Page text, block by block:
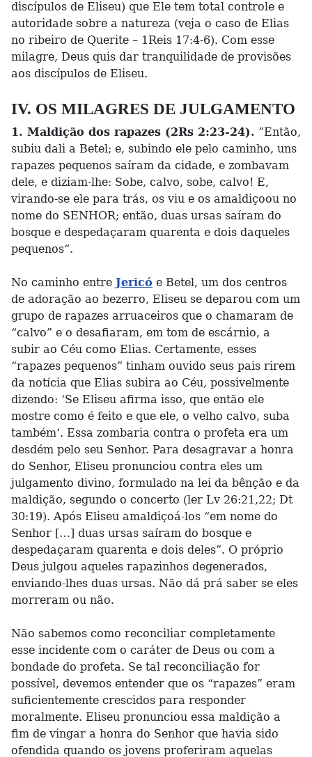
discípulos de Eliseu) que Ele tem total controle e
autoridade sobre a natureza (veja o caso de Elias
no ribeiro de Querite – 1Reis 17:4-6). Com esse
milagre, Deus quis dar tranquilidade de provisões
aos discípulos de Eliseu.
IV. OS MILAGRES DE JULGAMENTO
1. Maldição dos rapazes (2Rs 2:23-24). ”Então,
subiu dali a Betel; e, subindo ele pelo caminho, uns
rapazes pequenos saíram da cidade, e zombavam
dele, e diziam-lhe: Sobe, calvo, sobe, calvo! E,
virando-se ele para trás, os viu e os amaldiçoou no
nome do SENHOR; então, duas ursas saíram do
bosque e despedaçaram quarenta e dois daqueles
pequenos“.
No caminho entre Jericó e Betel, um dos centros
de adoração ao bezerro, Eliseu se deparou com um
grupo de rapazes arruaceiros que o chamaram de
“calvo” e o desafiaram, em tom de escárnio, a
subir ao Céu como Elias. Certamente, esses
“rapazes pequenos” tinham ouvido seus pais rirem
da notícia que Elias subira ao Céu, possivelmente
dizendo: ‘Se Eliseu afirma isso, que então ele
mostre como é feito e que ele, o velho calvo, suba
também‘. Essa zombaria contra o profeta era um
desdém pelo seu Senhor. Para desagravar a honra
do Senhor, Eliseu pronunciou contra eles um
julgamento divino, formulado na lei da bênção e da
maldição, segundo o concerto (ler Lv 26:21,22; Dt
30:19). Após Eliseu amaldiçoá-los “em nome do
Senhor […] duas ursas saíram do bosque e
despedaçaram quarenta e dois deles”. O próprio
Deus julgou aqueles rapazinhos degenerados,
enviando-lhes duas ursas. Não dá prá saber se eles
morreram ou não.
Não sabemos como reconciliar completamente
esse incidente com o caráter de Deus ou com a
bondade do profeta. Se tal reconciliação for
possível, devemos entender que os “rapazes” eram
suficientemente crescidos para responder
moralmente. Eliseu pronunciou essa maldição a
fim de vingar a honra do Senhor que havia sido
ofendida quando os jovens proferiram aquelas